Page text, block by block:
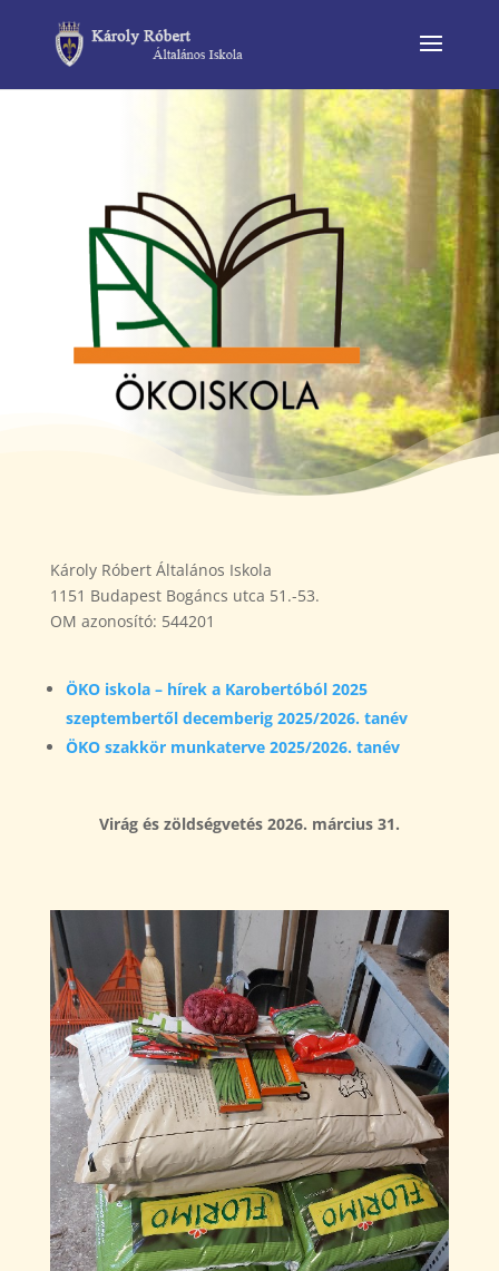
Károly Róbert Általános Iskola
1151 Budapest Bogáncs utca 51.-53.
OM azonosító: 544201
ÖKO iskola – hírek a Karobertóból 2025
szeptembertől decemberig 2025/2026. tanév
ÖKO szakkör munkaterve 2025/2026. tanév
Virág és zöldségvetés 2026. március 31.